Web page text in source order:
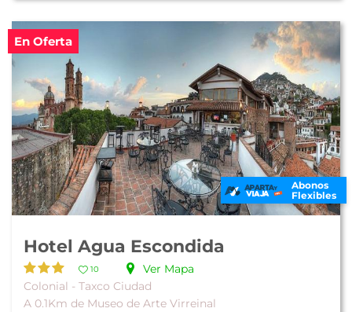
En Oferta
Abonos
Flexibles
Hotel Agua Escondida
10
Ver Mapa
Colonial - Taxco Ciudad
A 0.1Km de Museo de Arte Virreinal